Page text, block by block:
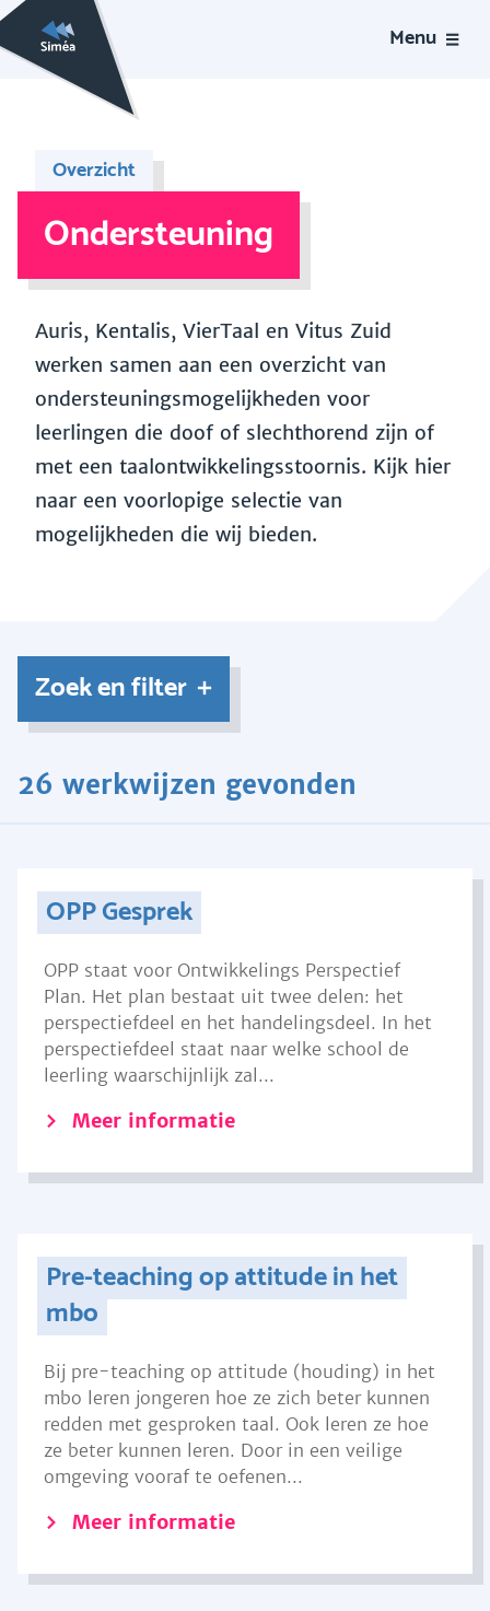
Menu
Overzicht
Ondersteuning
Auris, Kentalis, VierTaal en Vitus Zuid
werken samen aan een overzicht van
ondersteuningsmogelijkheden voor
leerlingen die doof of slechthorend zijn of
met een taalontwikkelingsstoornis. Kijk hier
naar een voorlopige selectie van
mogelijkheden die wij bieden.
Zoek en filter
26 werkwijzen gevonden
OPP Gesprek
OPP staat voor Ontwikkelings Perspectief
Plan. Het plan bestaat uit twee delen: het
perspectiefdeel en het handelingsdeel. In het
perspectiefdeel staat naar welke school de
leerling waarschijnlijk zal...
Meer informatie
Pre-teaching op attitude in het
mbo
Bij pre-teaching op attitude (houding) in het
mbo leren jongeren hoe ze zich beter kunnen
redden met gesproken taal. Ook leren ze hoe
ze beter kunnen leren. Door in een veilige
omgeving vooraf te oefenen...
Meer informatie